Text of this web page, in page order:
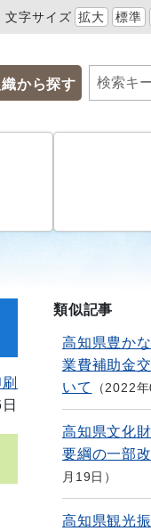
文字サイズ 拡大 標準
から探す
類似記事
高知県豊か
業費補助金
いて
2022
高知県文化
要綱の一部
月19日
高知県観光